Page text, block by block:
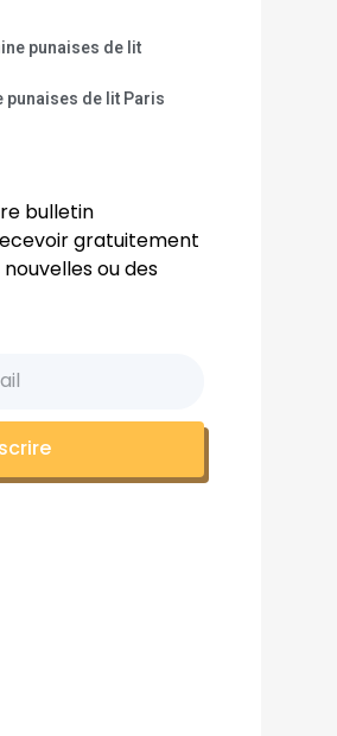
punaises de lit
de lit Paris
bulletin
gratuitement
ou des